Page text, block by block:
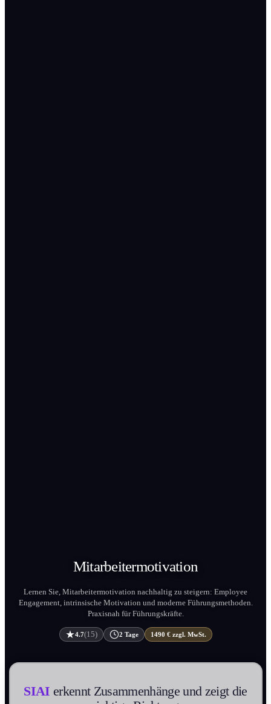
Mitarbeitermotivation
Lernen Sie, Mitarbeitermotivation nachhaltig zu steigern: Employee
Engagement, intrinsische Motivation und moderne Führungs­methoden.
Praxisnah für Führungs­kräfte.
4.7(15) 2 Tage 1490 € zzgl. MwSt.
SIAI erkennt Zusammenhänge und zeigt die